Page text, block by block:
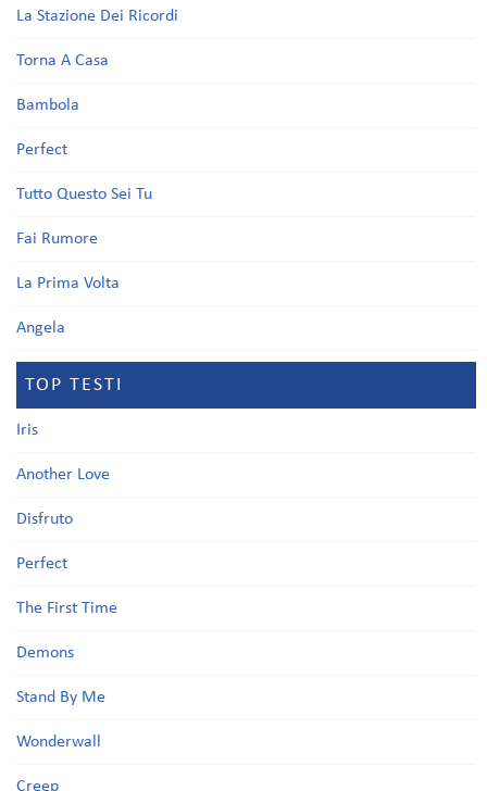
La Stazione Dei Ricordi
Torna A Casa
Bambola
Perfect
Tutto Questo Sei Tu
Fai Rumore
La Prima Volta
Angela
TOP TESTI
Iris
Another Love
Disfruto
Perfect
The First Time
Demons
Stand By Me
Wonderwall
Creep